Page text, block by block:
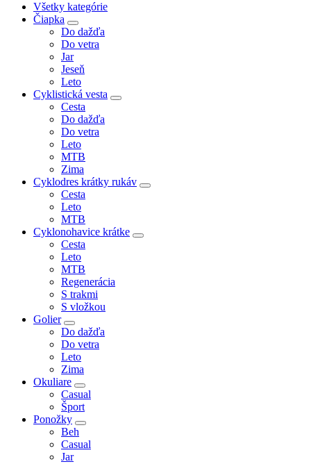
Všetky kategórie
Čiapka
Do dažďa
Do vetra
Jar
Jeseň
Leto
Cyklistická vesta
Cesta
Do dažďa
Do vetra
Leto
MTB
Zima
Cyklodres krátky rukáv
Cesta
Leto
MTB
Cyklonohavice krátke
Cesta
Leto
MTB
Regenerácia
S trakmi
S vložkou
Golier
Do dažďa
Do vetra
Leto
Zima
Okuliare
Casual
Šport
Ponožky
Beh
Casual
Jar